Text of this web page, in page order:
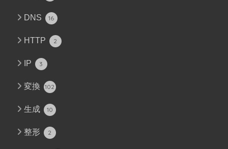
DNS 16
HTTP 2
IP 3
変換 102
生成 10
整形 2